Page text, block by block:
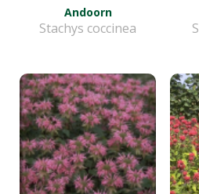
Andoorn
Stachys coccinea